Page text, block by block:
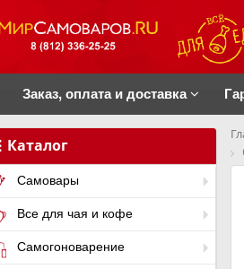
Заказ, оплата и доставка
Каталог
Самовары
Все для чая и кофе
Самогоноварение